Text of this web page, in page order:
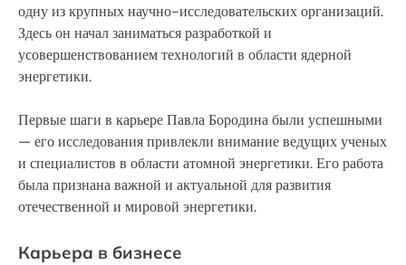
одну из крупных научно-исследовательских организаций.
Здесь он начал заниматься разработкой и
усовершенствованием технологий в области ядерной
энергетики.
Первые шаги в карьере Павла Бородина были успешными
— его исследования привлекли внимание ведущих ученых
и специалистов в области атомной энергетики. Его работа
была признана важной и актуальной для развития
отечественной и мировой энергетики.
Карьера в бизнесе